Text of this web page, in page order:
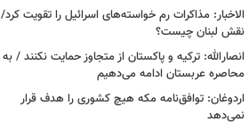
الاخبار: مذاکرات رم خواسته‌های اسرائیل را تقویت کرد/
نقش لبنان چیست؟
انصارالله: ترکیه و پاکستان از متجاوز حمایت نکنند / به
محاصره عربستان ادامه می‌دهیم
اردوغان: توافق‌نامه مکه هیچ کشوری را هدف قرار
نمی‌دهد